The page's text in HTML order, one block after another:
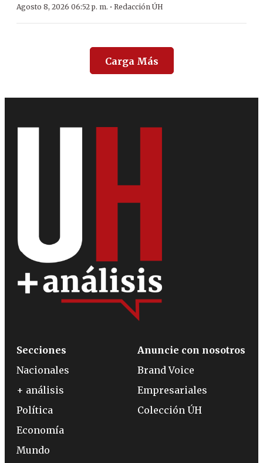
Agosto 8, 2026 06:52 p. m. · Redacción ÚH
Carga Más
Secciones
Nacionales
+ análisis
Política
Economía
Mundo
Anuncie con nosotros
Brand Voice
Empresariales
Colección ÚH